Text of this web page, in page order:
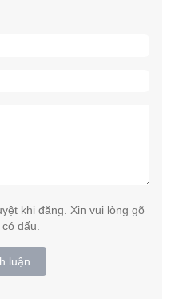
khi đăng. Xin vui lòng gõ
dấu.
luận